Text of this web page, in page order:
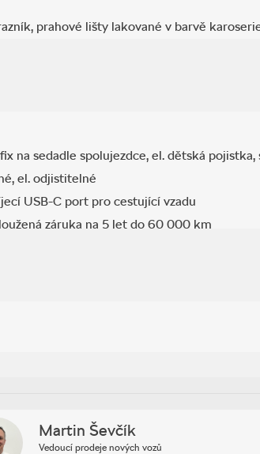
prahové lišty lakované v barvě
vnější zpětná zrcátka, rámeček
Thermoflux
- výplň dveří a palubní deska
blatníků
systém
Connect L
na sedadle spolujezdce, el. dětská
el. odjistitelné
USB-C port pro cestující vzadu
záruka na 5 let do 60 000 km
Martin Ševčík
Vedoucí prodeje nových vozů